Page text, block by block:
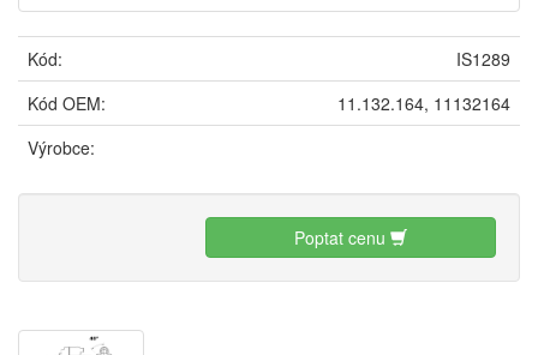
Kód:
IS1289
Kód OEM:
11.132.164, 11132164
Výrobce:
Poptat cenu